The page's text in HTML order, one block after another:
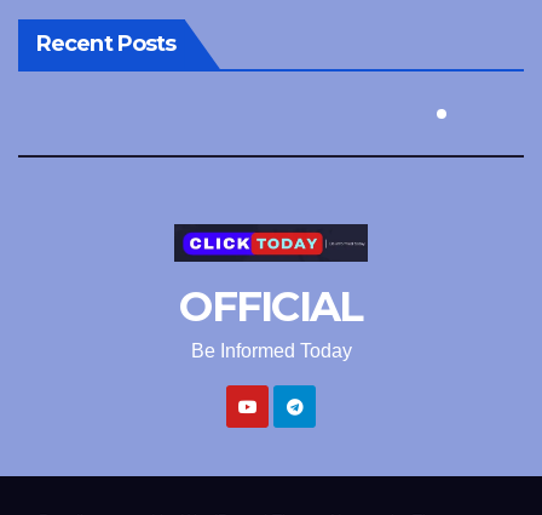
Recent Posts
OFFICIAL
Be Informed Today